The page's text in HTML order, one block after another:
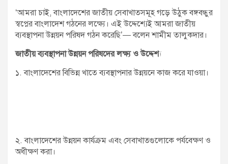
‘আমরা চাই, বাংলাদেশের জাতীয় সেবাখাতসমূহ গড়ে উঠুক বঙ্গবন্ধুর
স্বপ্নের বাংলাদেশ গঠনের লক্ষ্যে। এই উদ্দেশ্যেই আমরা জাতীয়
ব্যবস্থাপনা উন্নয়ন পরিষদ গঠন করেছি’— বলেন শামীম তালুকদার।
জাতীয় ব্যবস্থাপনা উন্নয়ন পরিষদের লক্ষ্য ও উদ্দেশ্য
১. বাংলাদেশের বিভিন্ন খাতে ব্যবস্থাপনার উন্নয়নে কাজ করে যাওয়া।
২. বাংলাদেশের উন্নয়ন কার্যক্রম এবং সেবাখাতগুলোকে পর্যবেক্ষণ ও
অধীক্ষণ করা।